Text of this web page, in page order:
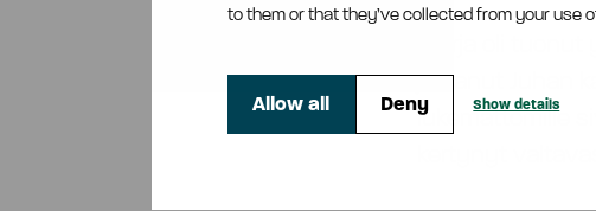
to them or that they’ve collected from your use
Allow all Deny Show details
jatkanut Juhan
lukemattomille